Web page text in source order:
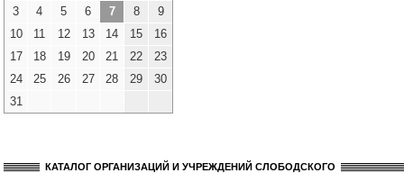
3
4 5 6 7 8
9
10
11 12 13 14 15
16
17
18 19 20 21 22
23
24
25 26 27 28 29
30
31
КАТАЛОГ ОРГАНИЗАЦИЙ И УЧРЕЖДЕНИЙ СЛОБОДСКОГО